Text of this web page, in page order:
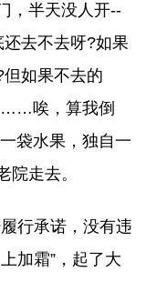
，半天没人开--
去不去呀?如果
如果不去的
唉，算我倒
袋水果，独自一
院走去。
行承诺，没有违
加霜”，起了大